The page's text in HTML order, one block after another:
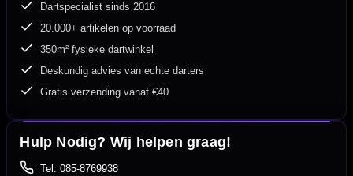
Dartspecialist sinds 2016
20.000+ artikelen op voorraad
350m² fysieke dartwinkel
Deskundig advies van echte darters
Gratis verzending vanaf €40
Hulp Nodig? Wij helpen graag!
Tel: 085-8769938